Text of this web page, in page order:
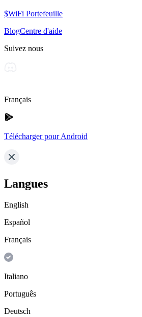
$WiFi Portefeuille
BlogCentre d'aide
Suivez nous
Français
Télécharger pour Android
Langues
English
Español
Français
Italiano
Português
Deutsch